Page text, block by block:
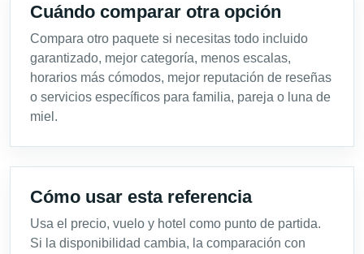
Cuándo comparar otra opción
Compara otro paquete si necesitas todo incluido
garantizado, mejor categoría, menos escalas,
horarios más cómodos, mejor reputación de reseñas
o servicios específicos para familia, pareja o luna de
miel.
Cómo usar esta referencia
Usa el precio, vuelo y hotel como punto de partida.
Si la disponibilidad cambia, la comparación con